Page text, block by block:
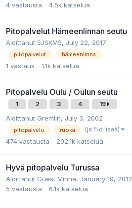
4 vastausta 4.5k katselua
Pitopalvelut Hämeenlinnan seutu
Aloittanut SJSKMS, July 22, 2017
pitopalvelut hämeenlinna
1 vastaus 1.1k katselua
Pitopalvelu Oulu / Oulun seutu
1 2 3 4 19
Aloittanut Gremlin, July 3, 2002
pitopalvelu ruoka (ja %d lisää)
474 vastausta 202.1k katselua
Hyvä pitopalvelu Turussa
Aloittanut Guest Minna, January 19, 2012
5 vastausta 6.1k katselua